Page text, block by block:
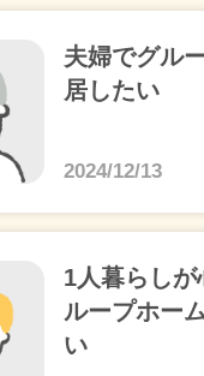
夫婦でグル
居したい
2024/12/13
1人暮らし
ループホー
い